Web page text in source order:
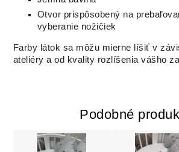
Otvor prispôsobený na
vyberanie nožičiek
Farby látok sa môžu mierne líšiť v
ateliéry a od kvality rozlíšenia vášho
Podobné